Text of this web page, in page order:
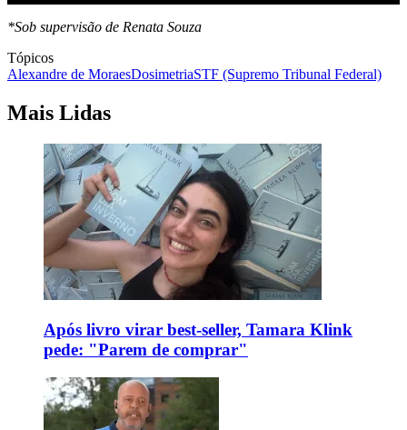
*Sob supervisão de Renata Souza
Tópicos
Alexandre de MoraesDosimetriaSTF (Supremo Tribunal Federal)
Mais Lidas
Após livro virar best-seller, Tamara Klink
pede: "Parem de comprar"